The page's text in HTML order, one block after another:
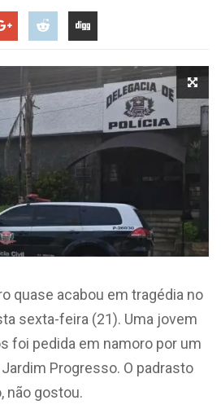
quase acabou em tragédia no
sexta-feira (21). Uma jovem
foi pedida em namoro por um
Progresso. O padrasto
não gostou.